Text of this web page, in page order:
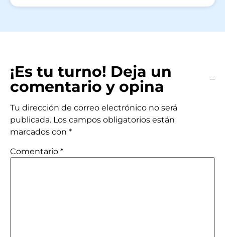
¡Es tu turno! Deja un
comentario y opina
Tu dirección de correo electrónico no será
publicada. Los campos obligatorios están
marcados con *
Comentario *